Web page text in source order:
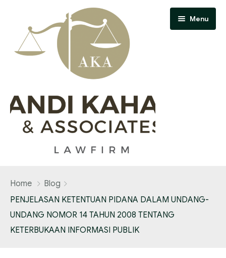
Menu
About Us
Home
Blog
PENJELASAN KETENTUAN PIDANA DALAM UNDANG-
UNDANG NOMOR 14 TAHUN 2008 TENTANG
KETERBUKAAN INFORMASI PUBLIK